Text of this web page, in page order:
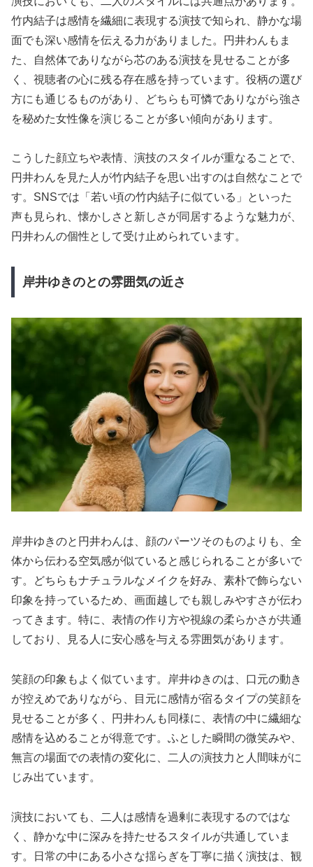
竹内結子は感情を繊細に表現する演技で知られ、静かな場
面でも深い感情を伝える力がありました。円井わんもま
た、自然体でありながら芯のある演技を見せることが多
く、視聴者の心に残る存在感を持っています。役柄の選び
方にも通じるものがあり、どちらも可憐でありながら強さ
を秘めた女性像を演じることが多い傾向があります。
こうした顔立ちや表情、演技のスタイルが重なることで、
円井わんを見た人が竹内結子を思い出すのは自然なことで
す。SNSでは「若い頃の竹内結子に似ている」といった
声も見られ、懐かしさと新しさが同居するような魅力が、
円井わんの個性として受け止められています。
岸井ゆきのとの雰囲気の近さ
岸井ゆきのと円井わんは、顔のパーツそのものよりも、全
体から伝わる空気感が似ていると感じられることが多いで
す。どちらもナチュラルなメイクを好み、素朴で飾らない
印象を持っているため、画面越しでも親しみやすさが伝わ
ってきます。特に、表情の作り方や視線の柔らかさが共通
しており、見る人に安心感を与える雰囲気があります。
笑顔の印象もよく似ています。岸井ゆきのは、口元の動き
が控えめでありながら、目元に感情が宿るタイプの笑顔を
見せることが多く、円井わんも同様に、表情の中に繊細な
感情を込めることが得意です。ふとした瞬間の微笑みや、
無言の場面での表情の変化に、二人の演技力と人間味がに
じみ出ています。
演技においても、二人は感情を過剰に表現するのではな
く、静かな中に深みを持たせるスタイルが共通していま
す。日常の中にある小さな揺らぎを丁寧に描く演技は、観